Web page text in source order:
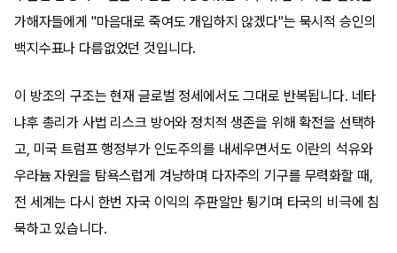
가해자들에게 "마음대로 죽여도 개입하지 않겠다"는 묵시적 승인의
백지수표나 다름없었던 것입니다.
이 방조의 구조는 현재 글로벌 정세에서도 그대로 반복됩니다. 네타
냐후 총리가 사법 리스크 방어와 정치적 생존을 위해 확전을 선택하
고, 미국 트럼프 행정부가 인도주의를 내세우면서도 이란의 석유와
우라늄 자원을 탐욕스럽게 겨냥하며 다자주의 기구를 무력화할 때,
전 세계는 다시 한번 자국 이익의 주판알만 튕기며 타국의 비극에 침
묵하고 있습니다.